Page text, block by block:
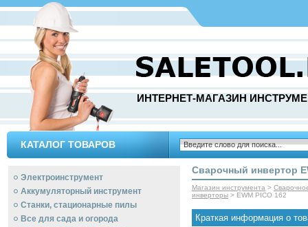
ИНТЕРНЕТ-МАГАЗИН
КАТАЛОГ ТОВАРОВ
Электроинструмент
Аккумуляторный инструмент
Станки, стационарные пилы
Все для сада и огорода
Сварочный инвертор
Магазин инструмента >
инверторы > EWM PICO 162
Краткая информация о